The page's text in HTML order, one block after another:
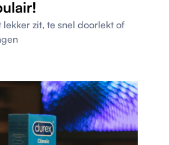
zit, te snel doorlekt of